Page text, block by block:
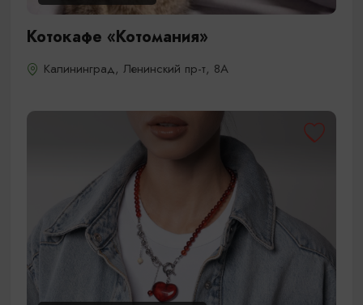
Котокафе «Котомания»
Калининград, Ленинский пр-т, 8А